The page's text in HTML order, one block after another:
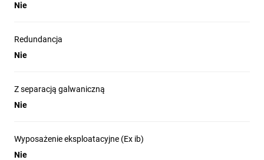
Nie
Redundancja
Nie
Z separacją galwaniczną
Nie
Wyposażenie eksploatacyjne (Ex ib)
Nie